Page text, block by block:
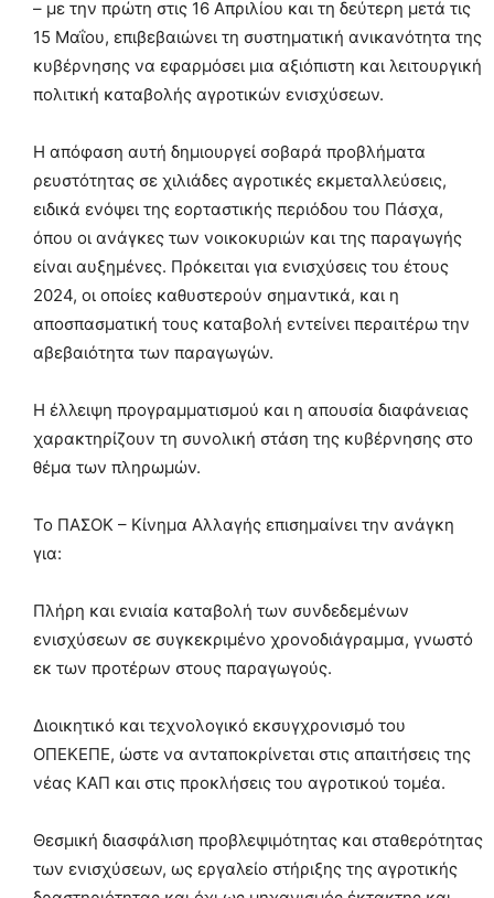
– με την πρώτη στις 16 Απριλίου και τη δεύτερη μετά τις
15 Μαΐου, επιβεβαιώνει τη συστηματική ανικανότητα της
κυβέρνησης να εφαρμόσει μια αξιόπιστη και λειτουργική
πολιτική καταβολής αγροτικών ενισχύσεων.
Η απόφαση αυτή δημιουργεί σοβαρά προβλήματα
ρευστότητας σε χιλιάδες αγροτικές εκμεταλλεύσεις,
ειδικά ενόψει της εορταστικής περιόδου του Πάσχα,
όπου οι ανάγκες των νοικοκυριών και της παραγωγής
είναι αυξημένες. Πρόκειται για ενισχύσεις του έτους
2024, οι οποίες καθυστερούν σημαντικά, και η
αποσπασματική τους καταβολή εντείνει περαιτέρω την
αβεβαιότητα των παραγωγών.
Η έλλειψη προγραμματισμού και η απουσία διαφάνειας
χαρακτηρίζουν τη συνολική στάση της κυβέρνησης στο
θέμα των πληρωμών.
Το ΠΑΣΟΚ – Κίνημα Αλλαγής επισημαίνει την ανάγκη
για:
Πλήρη και ενιαία καταβολή των συνδεδεμένων
ενισχύσεων σε συγκεκριμένο χρονοδιάγραμμα, γνωστό
εκ των προτέρων στους παραγωγούς.
Διοικητικό και τεχνολογικό εκσυγχρονισμό του
ΟΠΕΚΕΠΕ, ώστε να ανταποκρίνεται στις απαιτήσεις της
νέας ΚΑΠ και στις προκλήσεις του αγροτικού τομέα.
Θεσμική διασφάλιση προβλεψιμότητας και σταθερότητας
των ενισχύσεων, ως εργαλείο στήριξης της αγροτικής